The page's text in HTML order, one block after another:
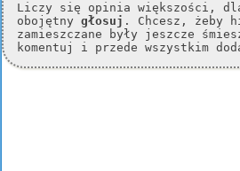
Liczy się opinia większości,
obojętny głosuj . Chcesz, żeby
zamieszczane były jeszcze
komentuj i przede wszystkim